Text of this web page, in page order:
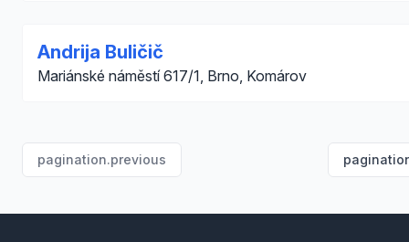
Andrija Buličič
Mariánské náměstí 617/1, Brno, Komárov
pagination.previous